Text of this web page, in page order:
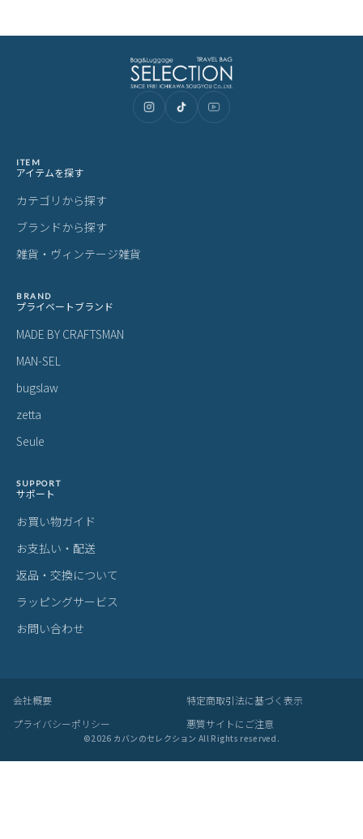
ITEM
アイテムを探す
カテゴリから探す
ブランドから探す
雑貨・ヴィンテージ雑貨
BRAND
プライベートブランド
MADE BY CRAFTSMAN
MAN-SEL
bugslaw
zetta
Seule
SUPPORT
サポート
お買い物ガイド
お支払い・配送
返品・交換について
ラッピングサービス
お問い合わせ
会社概要
特定商取引法に基づく表示
プライバシーポリシー
悪質サイトにご注意
©2026 カバンのセレクション All Rights reserved.